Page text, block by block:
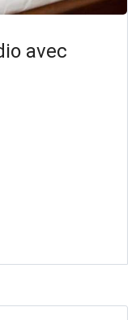
avec